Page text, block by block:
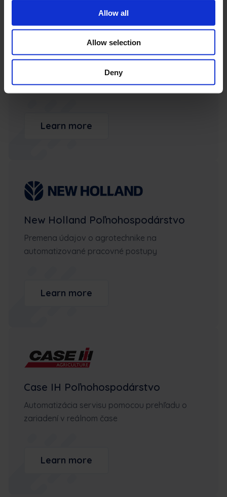
Allow all
Allow selection
Deny
New Holland Construction
Pripojenie diagnostiky k automatizácii úloh v
teréne
Learn more
New Holland Poľnohospodárstvo
Premena údajov o agrotechnike na
automatizované pracovné postupy
Learn more
Case IH Poľnohospodárstvo
Automatizácia servisu pomocou prehľadu o
zariadení v reálnom čase
Learn more